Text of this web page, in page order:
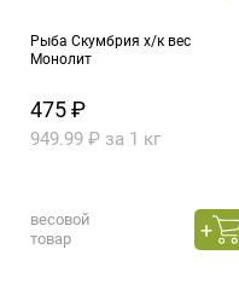
Рыба Скумбрия х/к вес
Монолит
475 ₽
949.99 ₽ за 1 кг
весовой
товар